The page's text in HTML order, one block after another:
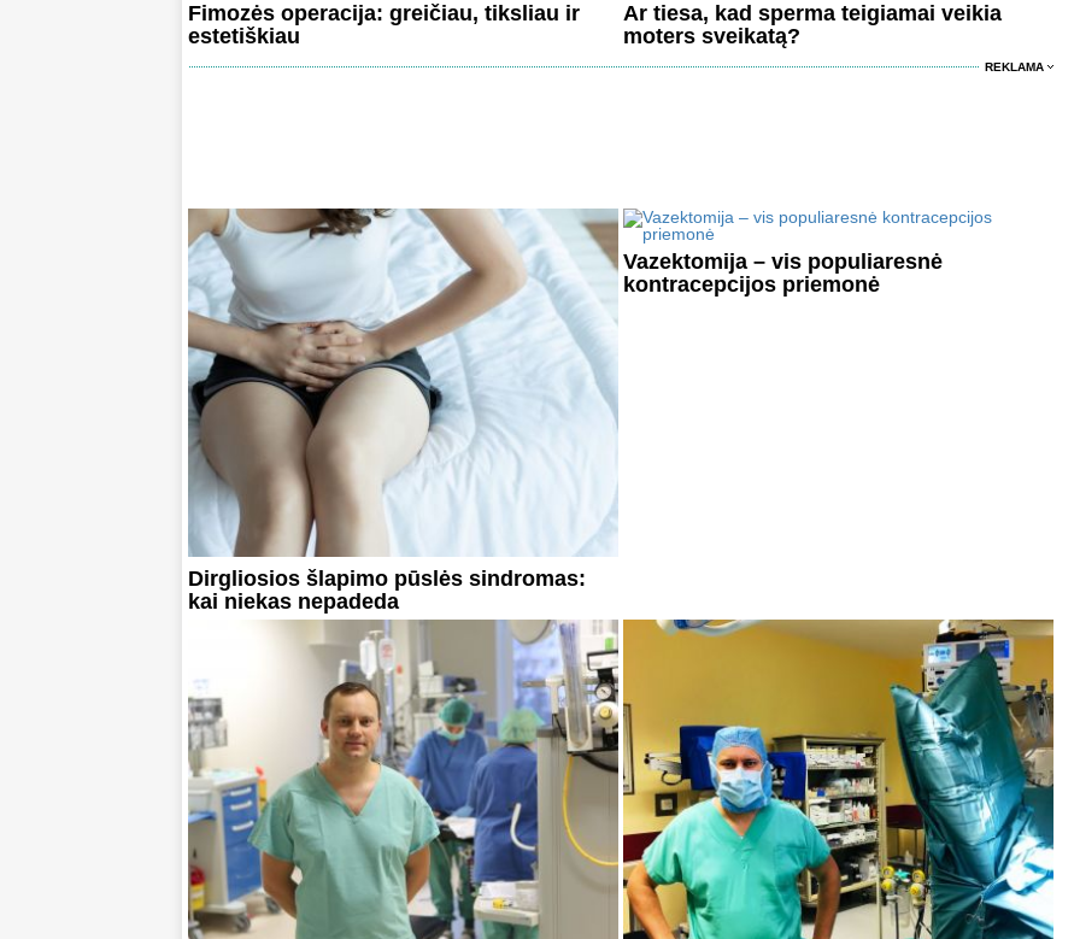
Fimozės operacija: greičiau, tiksliau ir
estetiškiau
Ar tiesa, kad sperma teigiamai veikia
moters sveikatą?
REKLAMA
Dirgliosios šlapimo pūslės sindromas:
kai niekas nepadeda
Vazektomija – vis populiaresnė
kontracepcijos priemonė